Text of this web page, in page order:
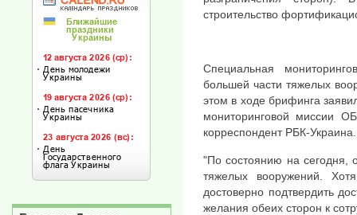
строительство
Специальная
большей части тяжелых
этом в ходе брифинга
мониторинговой миссии
корреспондент РБК-Украина.
"По состоянию на сегодня,
тяжелых вооружений.
достоверно подтвердить
желания обеих сторон к